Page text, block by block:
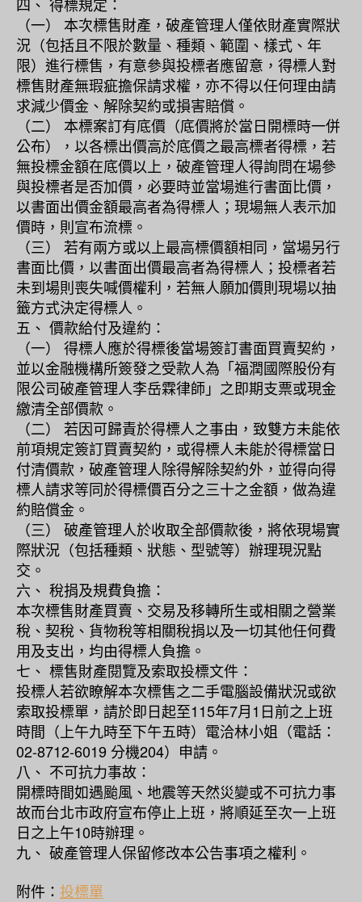
（一） 本次標售財產，破產管理人僅依財產實際狀
況（包括且不限於數量、種類、範圍、樣式、年
限）進行標售，有意參與投標者應留意，得標人對
標售財產無瑕疵擔保請求權，亦不得以任何理由請
求減少價金、解除契約或損害賠償。
（二） 本標案訂有底價（底價將於當日開標時一併
公布），以各標出價高於底價之最高標者得標，若
無投標金額在底價以上，破產管理人得詢問在場參
與投標者是否加價，必要時並當場進行書面比價，
以書面出價金額最高者為得標人；現場無人表示加
價時，則宣布流標。
（三） 若有兩方或以上最高標價額相同，當場另行
書面比價，以書面出價最高者為得標人；投標者若
未到場則喪失喊價權利，若無人願加價則現場以抽
籤方式決定得標人。
五、 價款給付及違約：
（一） 得標人應於得標後當場簽訂書面買賣契約，
並以金融機構所簽發之受款人為「福潤國際股份有
限公司破產管理人李岳霖律師」之即期支票或現金
繳清全部價款。
（二） 若因可歸責於得標人之事由，致雙方未能依
前項規定簽訂買賣契約，或得標人未能於得標當日
付清價款，破產管理人除得解除契約外，並得向得
標人請求等同於得標價百分之三十之金額，做為違
約賠償金。
（三） 破產管理人於收取全部價款後，將依現場實
際狀況（包括種類、狀態、型號等）辦理現況點
交。
六、 稅捐及規費負擔：
本次標售財產買賣、交易及移轉所生或相關之營業
稅、契稅、貨物稅等相關稅捐以及一切其他任何費
用及支出，均由得標人負擔。
七、 標售財產閱覽及索取投標文件：
投標人若欲瞭解本次標售之二手電腦設備狀況或欲
索取投標單，請於即日起至115年7月1日前之上班
時間（上午九時至下午五時）電洽林小姐（電話：
02-8712-6019 分機204）申請。
八、 不可抗力事故：
開標時間如遇颱風、地震等天然災變或不可抗力事
故而台北市政府宣布停止上班，將順延至次一上班
日之上午10時辦理。
九、 破產管理人保留修改本公告事項之權利。
附件： 投標單